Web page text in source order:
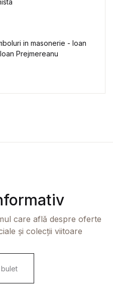
in masonerie - Ioan
Prejmereanu
care află despre oferte
și colecții viitoare